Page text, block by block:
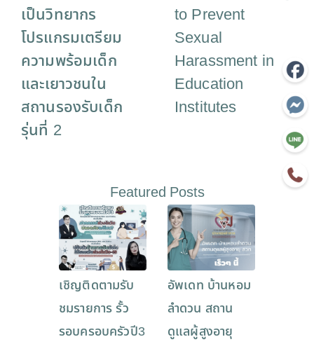
เป็นวิทยากร
โปรแกรมเตรียม
ความพร้อมเด็ก
และเยาวชนใน
สถานรองรับเด็ก
รุ่นที่ 2
to Prevent
Sexual
Harassment in
Education
Institutes
Featured Posts
เชิญติดตามรับ
ชมรายการ รั้ว
รอบครอบครัวปี3
อัพเดท บ้านหอม
ลำดวน สถาน
ดูแลผู้สูงอายุ